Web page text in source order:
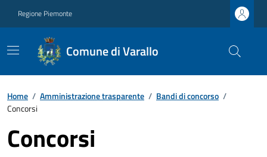
Regione Piemonte
Comune di Varallo
Home / Amministrazione trasparente / Bandi di concorso /
Concorsi
Concorsi